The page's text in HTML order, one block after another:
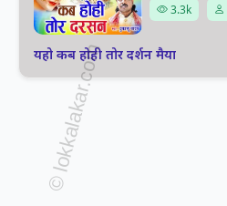
3.3k
यहो कब होही तोर दर्शन मैया